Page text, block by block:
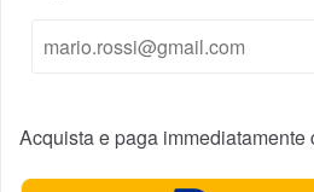
Acquista e paga immediatamente